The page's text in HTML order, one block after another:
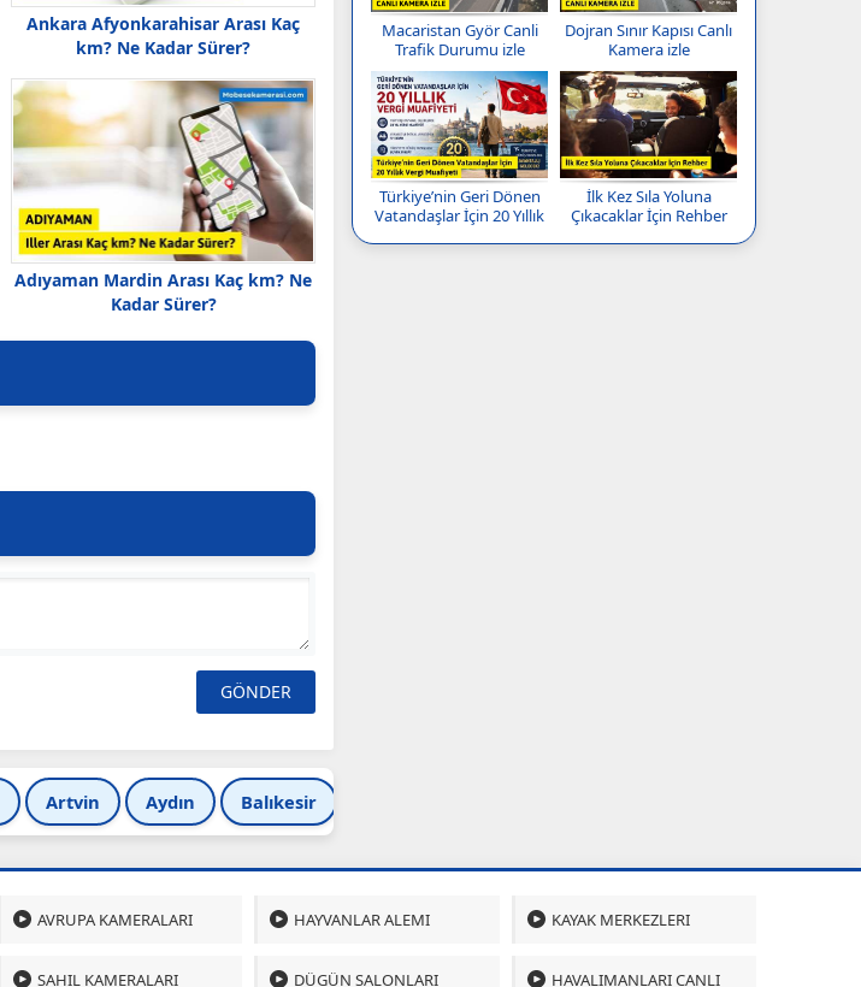
Ankara Afyonkarahisar Arası Kaç
km? Ne Kadar Sürer?
Adıyaman Mardin Arası Kaç km? Ne
Kadar Sürer?
Artvin Aydın Balıkesir
Macaristan Györ Canli
Trafik Durumu izle
Dojran Sınır Kapısı Canlı
Kamera izle
Türkiye’nin Geri Dönen
Vatandaşlar İçin 20 Yıllık
İlk Kez Sıla Yoluna
Çıkacaklar İçin Rehber
AVRUPA KAMERALARI HAYVANLAR ALEMI KAYAK MERKEZLERI
SAHIL KAMERALARI DÜGÜN SALONLARI HAVALIMANLARI CANLI